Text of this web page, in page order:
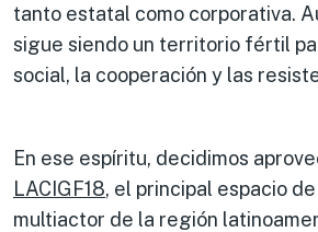
tanto estatal como corporativa.
sigue siendo un territorio fértil
social, la cooperación y las
En ese espíritu, decidimos
LACIGF18, el principal espacio
multiactor de la región